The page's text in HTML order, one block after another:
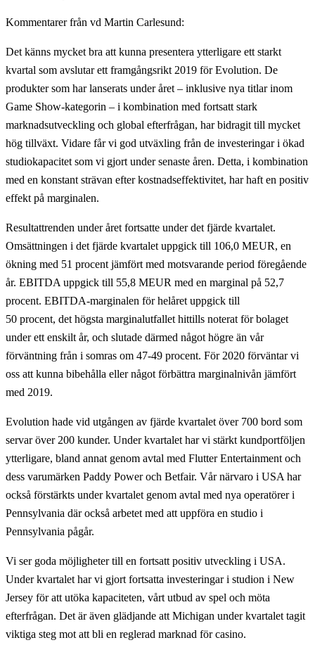
Kommentarer från vd Martin Carlesund:
Det känns mycket bra att kunna presentera ytterligare ett starkt
kvartal som avslutar ett framgångsrikt 2019 för Evolution. De
produkter som har lanserats under året – inklusive nya titlar inom
Game Show-kategorin – i kombination med fortsatt stark
marknadsutveckling och global efterfrågan, har bidragit till mycket
hög tillväxt. Vidare får vi god utväxling från de investeringar i ökad
studiokapacitet som vi gjort under senaste åren. Detta, i kombination
med en konstant strävan efter kostnadseffektivitet, har haft en positiv
effekt på marginalen.
Resultattrenden under året fortsatte under det fjärde kvartalet.
Omsättningen i det fjärde kvartalet uppgick till 106,0 MEUR, en
ökning med 51 procent jämfört med motsvarande period föregående
år. EBITDA uppgick till 55,8 MEUR med en marginal på 52,7
procent. EBITDA-marginalen för helåret uppgick till
50 procent, det högsta marginalutfallet hittills noterat för bolaget
under ett enskilt år, och slutade därmed något högre än vår
förväntning från i somras om 47-49 procent. För 2020 förväntar vi
oss att kunna bibehålla eller något förbättra marginalnivån jämfört
med 2019.
Evolution hade vid utgången av fjärde kvartalet över 700 bord som
servar över 200 kunder. Under kvartalet har vi stärkt kundportföljen
ytterligare, bland annat genom avtal med Flutter Entertainment och
dess varumärken Paddy Power och Betfair. Vår närvaro i USA har
också förstärkts under kvartalet genom avtal med nya operatörer i
Pennsylvania där också arbetet med att uppföra en studio i
Pennsylvania pågår.
Vi ser goda möjligheter till en fortsatt positiv utveckling i USA.
Under kvartalet har vi gjort fortsatta investeringar i studion i New
Jersey för att utöka kapaciteten, vårt utbud av spel och möta
efterfrågan. Det är även glädjande att Michigan under kvartalet tagit
viktiga steg mot att bli en reglerad marknad för casino.